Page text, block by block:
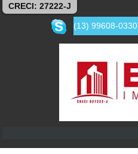
CRECI: 27222-J
(13) 99608-0330